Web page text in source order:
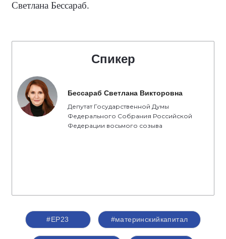
Светлана Бессараб.
Спикер
Бессараб Светлана Викторовна
Депутат Государственной Думы
Федерального Собрания Российской
Федерации восьмого созыва
#ЕР23 #материнскийкапитал